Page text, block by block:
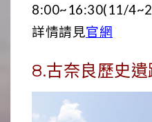
8:00~16:30(11/
詳情請見官網
8.古奈良歷史遺